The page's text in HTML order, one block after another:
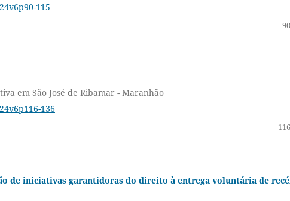
115
em São José de Ribamar - Maranhão
136
de iniciativas garantidoras do direito à entrega voluntária de